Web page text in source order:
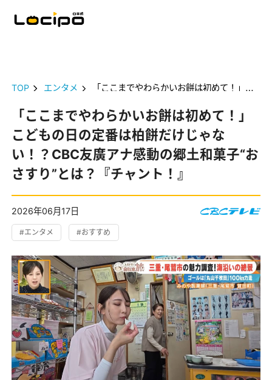
TOP エンタメ 「ここまでやわらかいお餅は初めて！」こどもの日の定番は柏餅だけじゃない！？CBC友廣アナ感動の郷土和菓子“おさすり”とは？『チャント！』
「ここまでやわらかいお餅は初めて！」
こどもの日の定番は柏餅だけじゃな
い！？CBC友廣アナ感動の郷土和菓子“お
さすり”とは？『チャント！』
2026年06月17日
#エンタメ #おすすめ